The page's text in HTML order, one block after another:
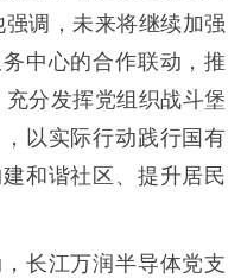
调，未来将继续加强
中心的合作联动，推
充分发挥党组织战斗堡
以实际行动践行国有
和谐社区、提升居民
长江万润半导体党支